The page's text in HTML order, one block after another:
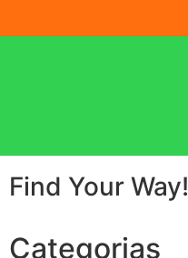
Find Your Way!
Categorias